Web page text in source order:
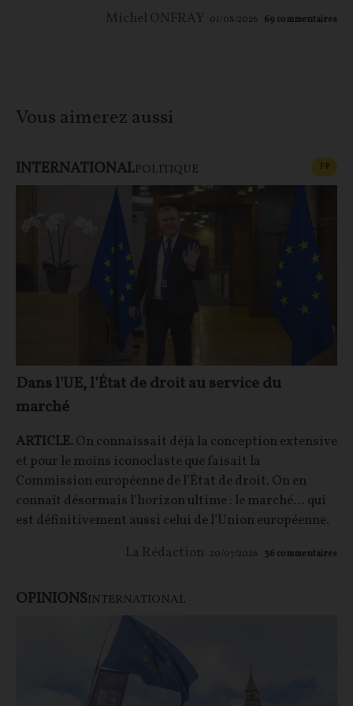
Michel ONFRAY 01/08/2026 69 commentaires
Vous aimerez aussi
INTERNATIONALPOLITIQUE FP
Dans l'UE, l'État de droit au service du
marché
ARTICLE.On connaissait déjà la conception extensive
et pour le moins iconoclaste que faisait la
Commission européenne de l’État de droit. On en
connaît désormais l’horizon ultime : le marché… qui
est définitivement aussi celui de l’Union européenne.
La Rédaction 20/07/2026 36 commentaires
OPINIONSINTERNATIONAL